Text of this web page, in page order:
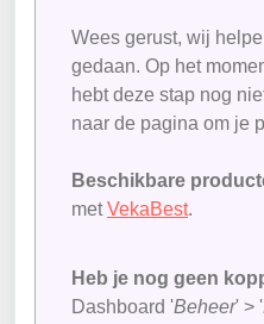
Wees gerust, wij
gedaan. Op het
hebt deze stap nog
naar de pagina om je
Beschikbare
metVekaBest.
Heb je nog geen
Dashboard 'Beheer' > '